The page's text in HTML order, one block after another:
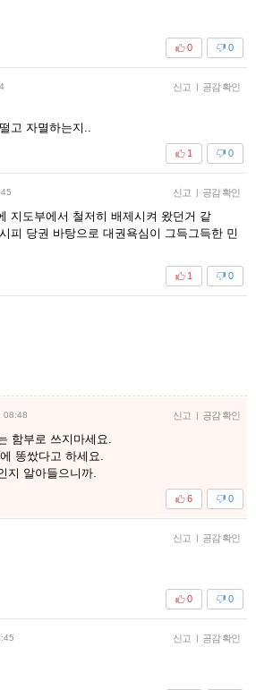
0
0
신고 | 공감 확인
고 자멸하는지..
0
1
신고 | 공감 확인
지도부에서 철저히 배제시켜 왔던거 같
피 당권 바탕으로 대권욕심이 그득그득한 민
0
1
08:48 신고 | 공감 확인
함부로 쓰지마세요.
똥쌌다고 하세요.
지 알아들으니까.
0
6
신고 | 공감 확인
0
0
신고 | 공감 확인